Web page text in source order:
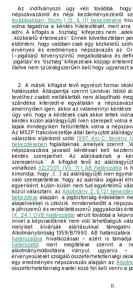
Az indítványozó úgy véli továbbá,
népszavazásról és népi kezdeményezésről
továbbiakban: Nsztv.) 13. § (1) bekezdésére
volna tagadnia a kérdés hitelesítését, mert
adni. A kifogás a „tisztség” kifejezés nem
„közkeletű értelmezés”. Ennek következtében
eldönteni, hogy valóban csak egy közkeletű
érvényes és eredményes népszavazás az
(∼jogállás) törvényszintű megalkotására és
‘jogállás' és ‘tisztség' kifejezések közjogi
illetve nem szükségszerűen kell hogy ugyanazt a
2. A másik kifogást tevő egyrészt formai
határozatot. Álláspontja szerint Lendvai Ildikó
levélhez csatolt mellékletből nem állapítható
szándéka kiterjedt-e egyáltalán a
amennyiben igen, akkor az valamennyi kérdésre
úgy véli, hogy a kérdések csak akkor lettek
kérdés külön aláírásgyűjtő íven szerepelt volna
lapok mindegyikén feltüntették volna a
Az MSZP frakcióvezetője által benyújtott
választási eljárásról szóló 1997. évi C. törvény
bekezdésében foglaltaknak, amelyek szerint:
népszavazásra javasolt kérdéssel kell
kérdés szerepelhet. Az aláírásoknak a
szerepelniük.” A kifogást tevő az
vonatkozó 32/2001. (VII. 11.) AB határozatra is
kimondja, hogy „(...) az aláírásgyűjtő íven
való szerepeltetése, hogy az ajánlási jogával
egyenként, külön-külön nem tud egyértelmű
közül választani, azAlkotmány 2. § (2)
bekezdése alapján, a jogbiztonság érdekében
alapelvekkel is ütközik: mindenekelőtt a
a jóhiszemű és rendeltetésszerű joggyakorlás
(X. 24.) OVB határozattal sérült továbbá a
mivel a képviselőknek nem volt lehetőségük
melyiket kívánják aláírásukkal
Alkotmánybíróság 1359/B/1990. AB
határozatára hivatkozással – azért is
határozatot , mert megítélése szerint a
alkotmánymódosításra irányul, ugyanis –
érvényesülését szolgáló összeférhetetlenségi
egy eredményes népszavazás alapján az
összeférhetetlenség esetei közé fel kell venni a
II.